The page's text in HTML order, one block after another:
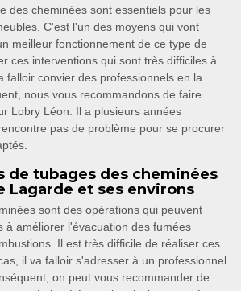
des cheminées sont essentiels pour les
C'est l'un des moyens qui vont
meilleur fonctionnement de ce type de
ces interventions qui sont très difficiles à
falloir convier des professionnels en la
nous vous recommandons de faire
Lobry Léon. Il a plusieurs années
pas de problème pour se procurer
de tubages des cheminées
Lagarde et ses environs
sont des opérations qui peuvent
à améliorer l'évacuation des fumées
Il est très difficile de réaliser ces
il va falloir s'adresser à un professionnel
on peut vous recommander de